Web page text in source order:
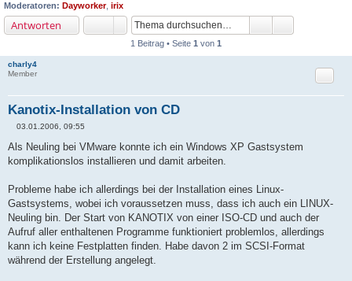
Moderatoren: Dayworker, irix
Antworten
1 Beitrag • Seite 1 von 1
charly4
Member
Kanotix-Installation von CD
Zitat
i
t
g
03.01.2006, 09:55
Als Neuling bei VMware konnte ich ein Windows XP Gastsystem
komplikationslos installieren und damit arbeiten.
Probleme habe ich allerdings bei der Installation eines Linux-
Gastsystems, wobei ich voraussetzen muss, dass ich auch ein LINUX-
Neuling bin. Der Start von KANOTIX von einer ISO-CD und auch der
Aufruf aller enthaltenen Programme funktioniert problemlos, allerdings
kann ich keine Festplatten finden. Habe davon 2 im SCSI-Format
während der Erstellung angelegt.